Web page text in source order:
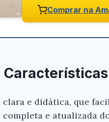
Comprar na
e didática, que
completa e atualizada